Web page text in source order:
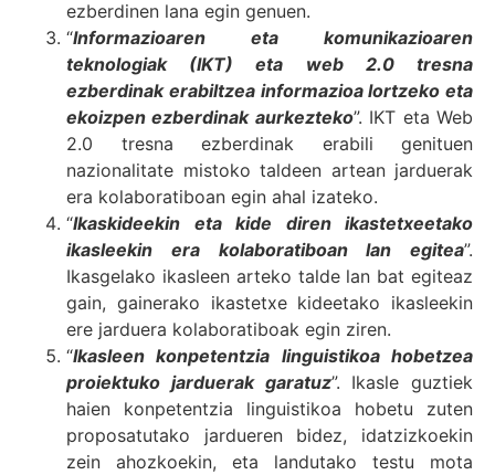
ezberdinen lana egin genuen.
“Informazioaren eta komunikazioaren
teknologiak (IKT) eta web 2.0 tresna
ezberdinak erabiltzea informazioa lortzeko eta
ekoizpen ezberdinak aurkezteko”. IKT eta Web
2.0 tresna ezberdinak erabili genituen
nazionalitate mistoko taldeen artean jarduerak
era kolaboratiboan egin ahal izateko.
“Ikaskideekin eta kide diren ikastetxeetako
ikasleekin era kolaboratiboan lan egitea”.
Ikasgelako ikasleen arteko talde lan bat egiteaz
gain, gainerako ikastetxe kideetako ikasleekin
ere jarduera kolaboratiboak egin ziren.
“Ikasleen konpetentzia linguistikoa hobetzea
proiektuko jarduerak garatuz”. Ikasle guztiek
haien konpetentzia linguistikoa hobetu zuten
proposatutako jardueren bidez, idatzizkoekin
zein ahozkoekin, eta landutako testu mota